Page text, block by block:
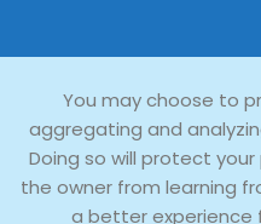
You may choose to
aggregating and
Doing so will protect
the owner from learning
a better experience